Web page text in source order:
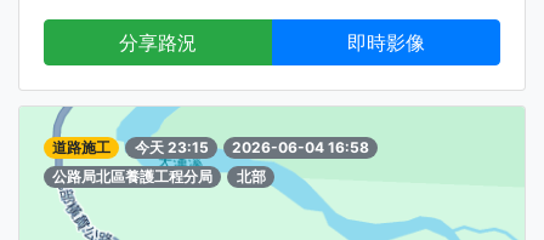
分享路況 即時影像
道路施工 今天 23:15
2026-06-04 16:58
公路局北區養護工程分局
北部